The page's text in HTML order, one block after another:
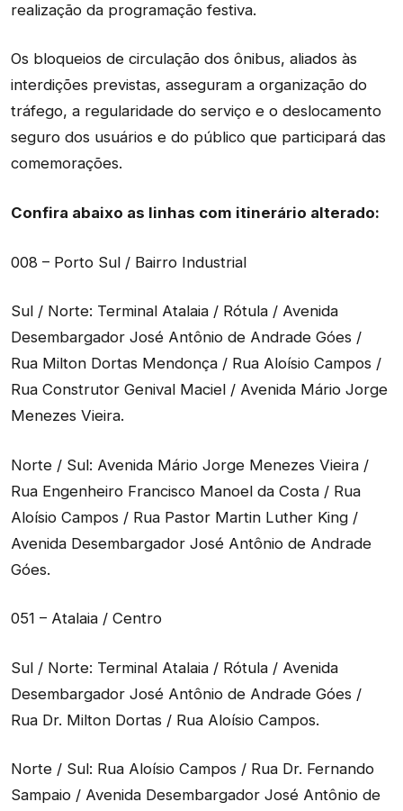
realização da programação festiva.
Os bloqueios de circulação dos ônibus, aliados às
interdições previstas, asseguram a organização do
tráfego, a regularidade do serviço e o deslocamento
seguro dos usuários e do público que participará das
comemorações.
Confira abaixo as linhas com itinerário alterado:
008 – Porto Sul / Bairro Industrial
Sul / Norte: Terminal Atalaia / Rótula / Avenida
Desembargador José Antônio de Andrade Góes /
Rua Milton Dortas Mendonça / Rua Aloísio Campos /
Rua Construtor Genival Maciel / Avenida Mário Jorge
Menezes Vieira.
Norte / Sul: Avenida Mário Jorge Menezes Vieira /
Rua Engenheiro Francisco Manoel da Costa / Rua
Aloísio Campos / Rua Pastor Martin Luther King /
Avenida Desembargador José Antônio de Andrade
Góes.
051 – Atalaia / Centro
Sul / Norte: Terminal Atalaia / Rótula / Avenida
Desembargador José Antônio de Andrade Góes /
Rua Dr. Milton Dortas / Rua Aloísio Campos.
Norte / Sul: Rua Aloísio Campos / Rua Dr. Fernando
Sampaio / Avenida Desembargador José Antônio de